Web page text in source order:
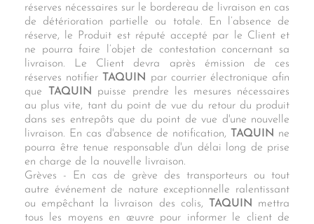
réserves nécessaires sur le bordereau de livraison en cas
de détérioration partielle ou totale. En l’absence de
réserve, le Produit est réputé accepté par le Client et
ne pourra faire l’objet de contestation concernant sa
livraison. Le Client devra après émission de ces
réserves notifier TAQUIN
par courrier électronique afin
que
TAQUIN puisse prendre les mesures nécessaires
au plus vite, tant du point de vue du retour du produit
dans ses entrepôts que du point de vue d'une nouvelle
livraison. En cas d'absence de notification,
TAQUIN ne
pourra être tenue responsable d'un délai long de prise
en charge de la nouvelle livraison.
Grèves - En cas de grève des transporteurs ou tout
autre événement de nature exceptionnelle ralentissant
ou empêchant la livraison des colis,
TAQUIN
mettra
tous les moyens en œuvre pour informer le client de